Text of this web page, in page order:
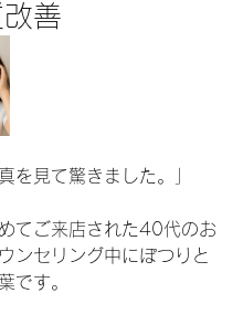
善
を見て驚きました。」
てご来店された40代のお
ンセリング中にぽつりと
です。